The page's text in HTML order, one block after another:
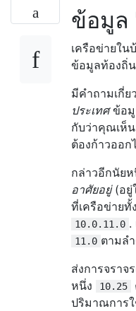
ข้อมูล
เครือข่ายใน
ข้อมูลท้องถิ่
มีคำถามเกี่ย
ประเทศข้อ
กับว่าคุณเห็
ต้องก้าวออก
กล่าวอีกนัย
อาศัยอยู่ (อยู่
ที่เครือข่าย
10.0.11.0 .
11.0 ตามล
ส่งการจราจ
หนึ่ง
10.25
ปริมาณการ